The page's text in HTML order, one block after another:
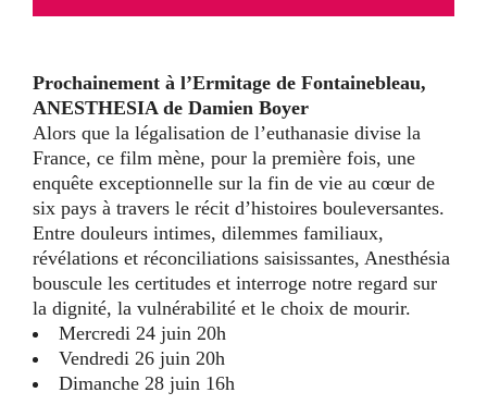
Prochainement à l’Ermitage de Fontainebleau,
ANESTHESIA de Damien Boyer
Alors que la légalisation de l’euthanasie divise la
France, ce film mène, pour la première fois, une
enquête exceptionnelle sur la fin de vie au cœur de
six pays à travers le récit d’histoires bouleversantes.
Entre douleurs intimes, dilemmes familiaux,
révélations et réconciliations saisissantes, Anesthésia
bouscule les certitudes et interroge notre regard sur
la dignité, la vulnérabilité et le choix de mourir.
Mercredi 24 juin 20h
Vendredi 26 juin 20h
Dimanche 28 juin 16h